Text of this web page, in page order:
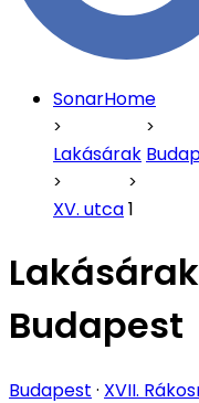
SonarHome
Lakásárak
XV. utca1
Budapest
Budapest · XVII.